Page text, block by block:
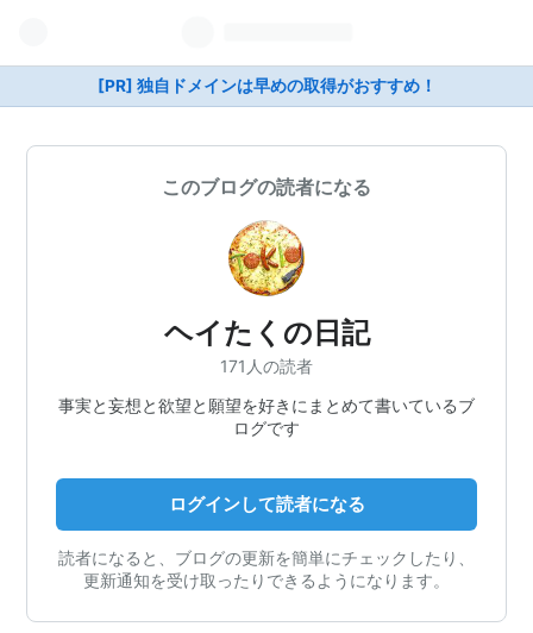
[PR] 独自ドメインは早めの取得がおすすめ！
このブログの読者になる
ヘイたくの日記
171人の読者
事実と妄想と欲望と願望を好きにまとめて書いているブ
ログです
ログインして読者になる
読者になると、ブログの更新を簡単にチェックしたり、
更新通知を受け取ったりできるようになります。